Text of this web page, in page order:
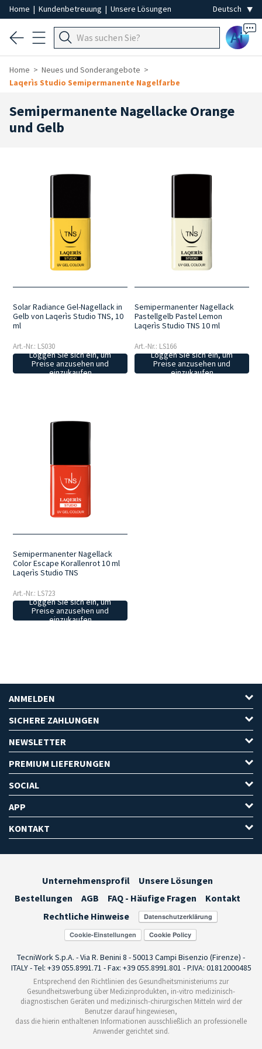
Home | Kundenbetreuung | Unsere Lösungen
Ai
Home
Neues und Sonderangebote
Laqerìs Studio Semipermanente Nagelfarbe
Semipermanente Nagellacke Orange
und Gelb
Solar Radiance Gel-Nagellack in
Gelb von Laqerìs Studio TNS, 10
ml
Art.-Nr.: LS030
Loggen Sie sich ein, um
Preise anzusehen und
einzukaufen
Semipermanenter Nagellack
Pastellgelb Pastel Lemon
Laqerìs Studio TNS 10 ml
Art.-Nr.: LS166
Loggen Sie sich ein, um
Preise anzusehen und
einzukaufen
Semipermanenter Nagellack
Color Escape Korallenrot 10 ml
Laqerìs Studio TNS
Art.-Nr.: LS723
Loggen Sie sich ein, um
Preise anzusehen und
einzukaufen
ANMELDEN
SICHERE ZAHLUNGEN
NEWSLETTER
PREMIUM LIEFERUNGEN
SOCIAL
APP
KONTAKT
Unternehmensprofil
Unsere Lösungen
Bestellungen
AGB FAQ - Häufige Fragen
Kontakt
Rechtliche Hinweise
Cookie-Einstellungen
TecniWork S.p.A. - Via R. Benini 8 - 50013 Campi Bisenzio (Firenze) -
ITALY - Tel: +39 055.8991.71 - Fax: +39 055.8991.801 - P.IVA: 01812000485
Entsprechend den Richtlinien des Gesundheitsministeriums zur
Gesundheitswerbung über Medizinprodukten, in-vitro medizinisch-
diagnostischen Geräten und medizinisch-chirurgischen Mitteln wird der
Benutzer darauf hingewiesen,
dass die hierin enthaltenen Informationen ausschließlich an professionelle
Anwender gerichtet sind.